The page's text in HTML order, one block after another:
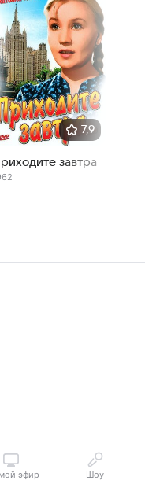
7,9
завтра
эфир Шоу